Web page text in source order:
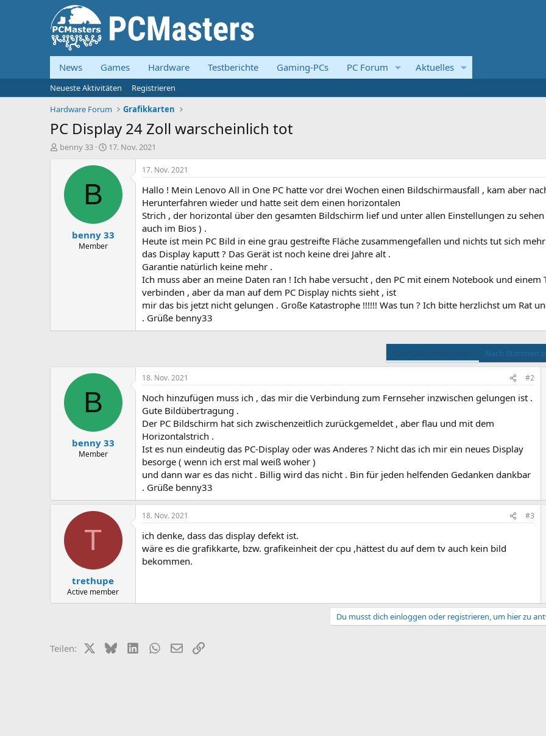
News Games Hardware Testberichte Gaming-PCs PC Forum Aktuelles
Neueste Aktivitäten
Registrieren
Hardware Forum
Grafikkarten
PC Display 24 Zoll warscheinlich tot
E
benny 33
E
s
t
a
17. Nov. 2021
B
benny 33
Member
17. Nov. 2021
Hallo ! Mein Lenovo All in One PC hatte vor drei Wochen einen Bildschirmausfall , kam aber
Herunterfahren wieder und hatte seit dem einen horizontalen
Strich , der horizontal über den gesamten Bildschirm lief und unter allen Einstellungen zu
auch im Bios ) .
Heute ist mein PC Bild in eine grau gestreifte Fläche zusammengefallen und nichts tut sich
das Display kaputt ? Das Gerät ist noch keine drei Jahre alt .
Garantie natürlich keine mehr .
Ich muss aber an meine Daten ran ! Ich habe versucht , den PC mit einem Notebook und einem
verbinden , aber da man auf dem PC Display nichts sieht , ist
mir das bis jetzt nicht gelungen . Große Katastrophe !!!!!! Was tun ? Ich bitte herzlichst um Rat
. Grüße benny33
Nach Stimmen
B
benny 33
Member
18. Nov. 2021 #2
Noch hinzufügen muss ich , das mir die Verbindung zum Fernseher inzwischen gelungen ist .
Gute Bildübertragung .
Der PC Bildschirm hat sich zwischenzeitlich zurückgemeldet , aber flau und mit dem
Horizontalstrich .
Ist es nun eindeutig das PC-Display oder was Anderes ? Nicht das ich mir ein neues Display
besorge ( wenn ich erst mal weiß woher )
und dann war es das nicht . Billig wird das nicht . Bin für jeden helfenden Gedanken dankbar
. Grüße benny33
T
trethupe
Active member
18. Nov. 2021 #3
ich denke, dass das display defekt ist.
wäre es die grafikkarte, bzw. grafikeinheit der cpu ,hättest du auf dem tv auch kein bild
bekommen.
Du musst dich einloggen oder registrieren, um hier zu
Teilen: X (Twitter)
BlueskyLinkedInWhatsApp
E-MailLink